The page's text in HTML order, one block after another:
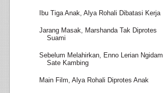
Ibu Tiga Anak, Alya Rohali Dibatasi Kerja
Jarang Masak, Marshanda Tak Diprotes
Suami
Sebelum Melahirkan, Enno Lerian Ngidam
Sate Kambing
Main Film, Alya Rohali Diprotes Anak